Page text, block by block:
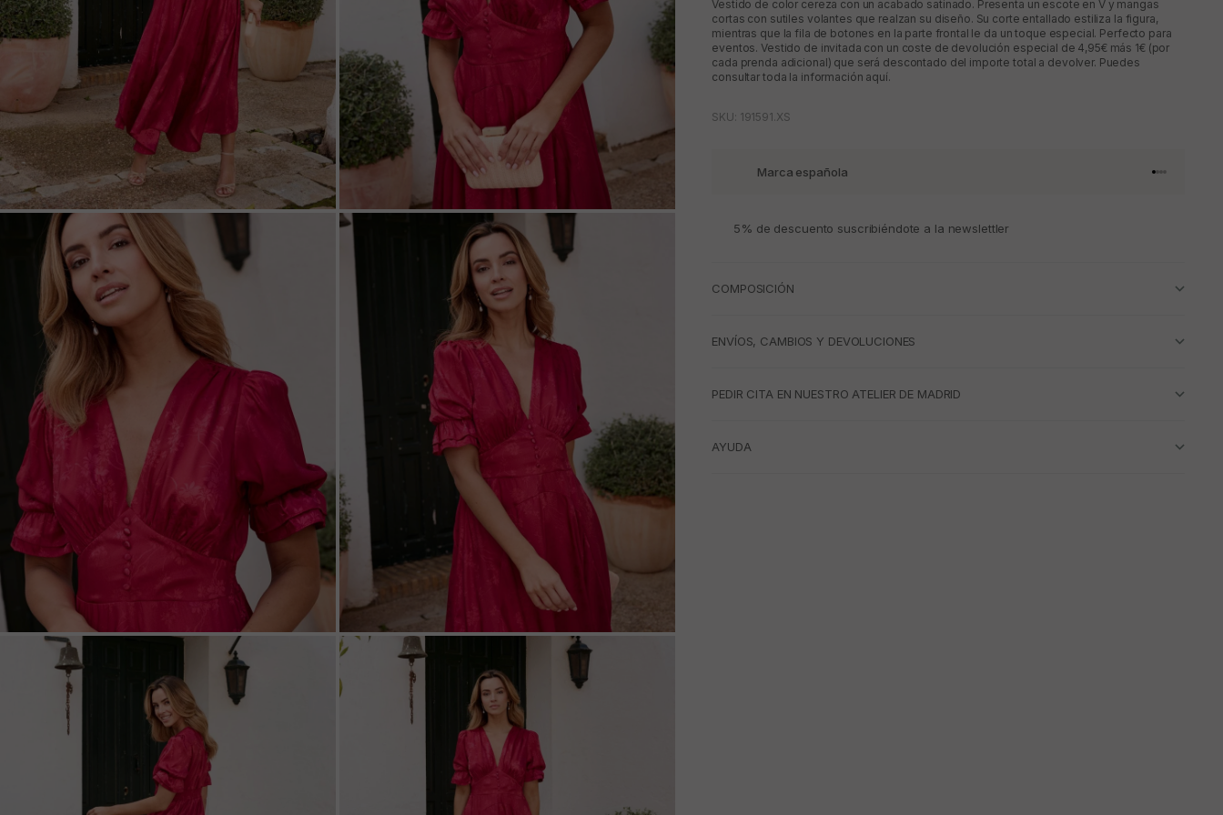
ZOOM
ZOOM ZOOM
Vestido de color cereza con un acabado satinado. Presenta un escote en V y mangas
cortas con sutiles volantes que realzan su diseño. Su corte entallado estiliza la figura,
mientras que la fila de botones en la parte frontal le da un toque especial. Perfecto para
eventos. Vestido de invitada con un coste de devolución especial de 4,95€ más 1€ (por
cada prenda adicional) que será descontado del importe total a devolver. Puedes
consultar toda la información aquí.
SKU: 191591.XS
Marca española Ir al artículo
Ir al
Ir al
Ir al
5% de descuento suscribiéndote a la newslettler
COMPOSICIÓN
ENVÍOS, CAMBIOS Y DEVOLUCIONES
PEDIR CITA EN NUESTRO ATELIER DE MADRID
AYUDA